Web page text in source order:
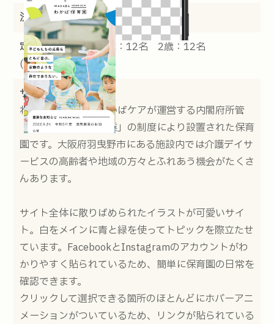
法人名：株式会社わかばケア
定員：0歳：6名 1歳：12名 2歳：12名
(2023.03.16現在)
サイトの説明：
わかば保育園は、わかばケアが運営する内閣府所管
「企業主導型保育事業」の制度により設置された保育
園です。大阪府羽曳野市にある施設内では介護デイサ
ービスの高齢者や地域の方々とふれあう機会がたくさ
んあります。
サイト全体に散りばめられたイラストが可愛いサイ
ト。白をメインに青と緑を使ってトピックを際立たせ
ています。FacebookとInstagramのアカウントがわ
かりやすく貼られているため、簡単に保育園の日常を
確認できます。
クリックして選択できる箇所のほとんどにホバーアニ
メーションがついているため、リンクが貼られている